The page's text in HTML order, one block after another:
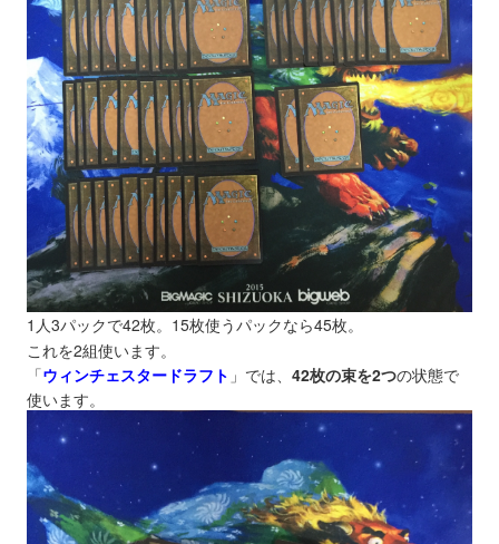
1人3パックで42枚。15枚使うパックなら45枚。
これを2組使います。
「ウィンチェスタードラフト 」 では、 42枚の束を2つの状態で
使います。